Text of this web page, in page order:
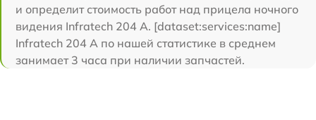
и определит стоимость работ над прицела ночного
видения Infratech 204 А. [dataset:services:name]
Infratech 204 А по нашей статистике в среднем
занимает 3 часа при наличии запчастей.